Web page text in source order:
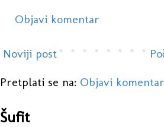
Objavi komentar
Noviji post
Pretplati se na: Objavi
Šufit